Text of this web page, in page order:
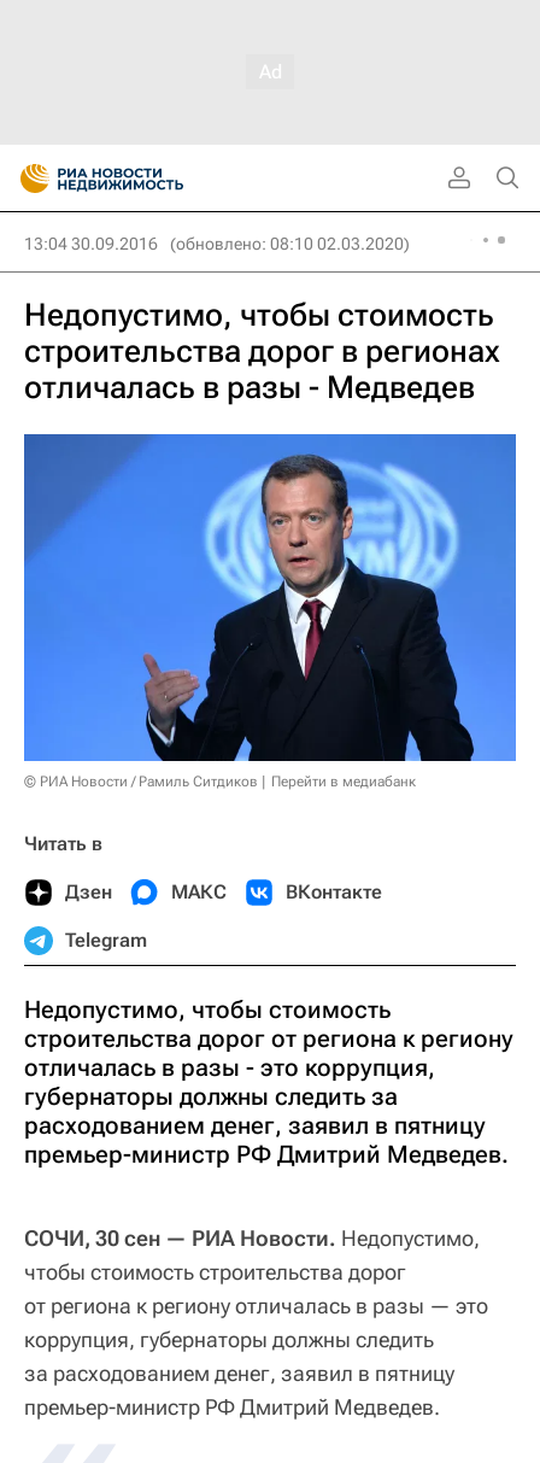
13:04 30.09.2016 (обновлено: 08:10 02.03.2020)
Недопустимо, чтобы стоимость
строительства дорог в регионах
отличалась в разы - Медведев
© РИА Новости / Рамиль Ситдиков Перейти в медиабанк
Читать в
Дзен МАКС ВКонтакте
Telegram
Недопустимо, чтобы стоимость
строительства дорог от региона к региону
отличалась в разы - это коррупция,
губернаторы должны следить за
расходованием денег, заявил в пятницу
премьер-министр РФ Дмитрий Медведев.
СОЧИ, 30 сен — РИА Новости. Недопустимо,
чтобы стоимость строительства дорог
от региона к региону отличалась в разы — это
коррупция, губернаторы должны следить
за расходованием денег, заявил в пятницу
премьер-министр РФ Дмитрий Медведев.